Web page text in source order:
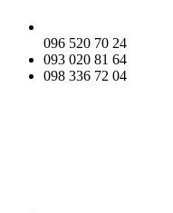
096 520 70 24
093 020 81 64
098 336 72 04